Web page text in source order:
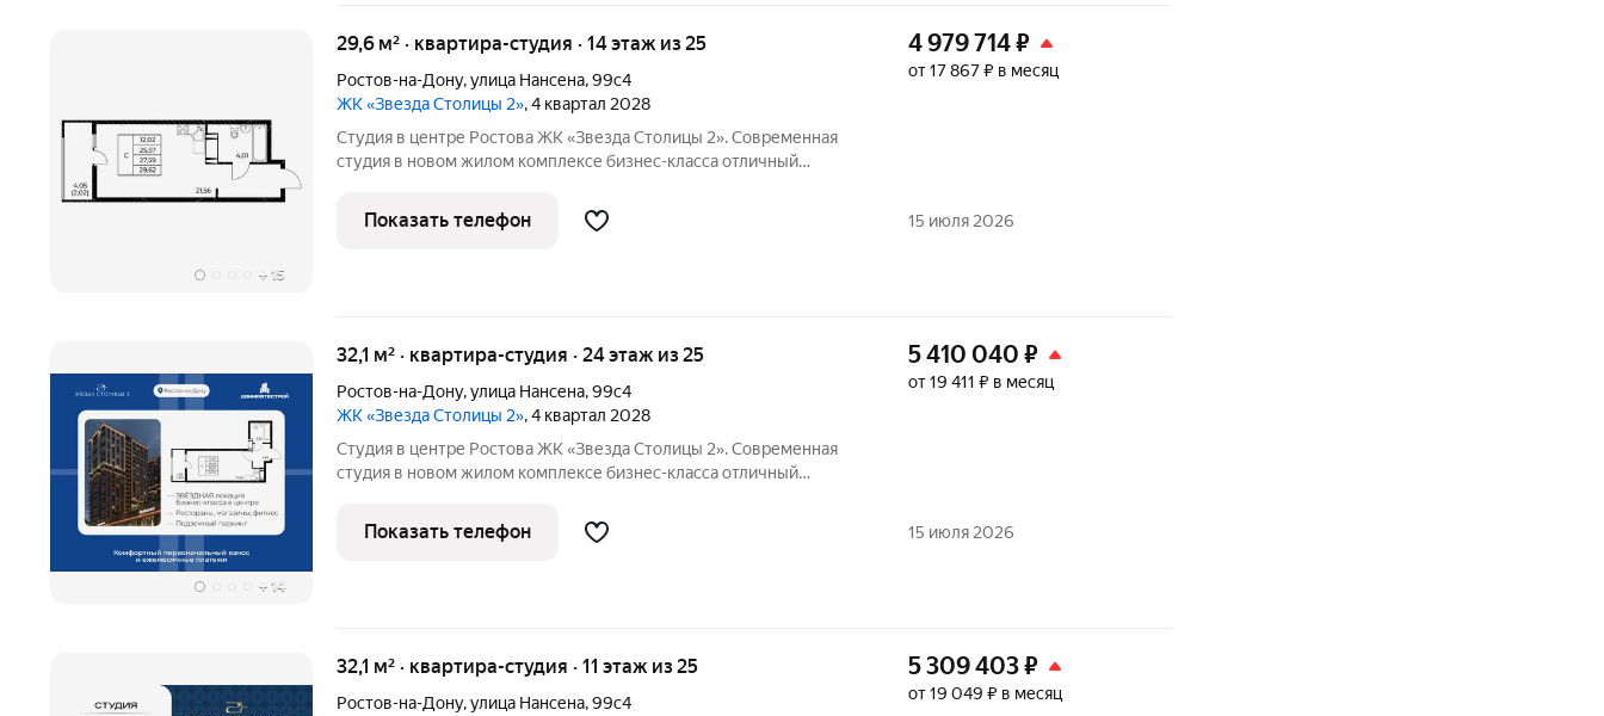
+ 15
29,6 м² · квартира-студия · 14 этаж из 25
Ростов-на-Дону,улица Нансена,99с4
ЖК «Звезда Столицы 2», 4 квартал 2028
Студия в центре Ростова ЖК «Звезда Столицы 2». Современная
студия в новом жилом комплексе бизнес-класса отличный
покупки: Рассрочка 0% без переплат на 6 месяцев; Семейная
ипотека 5%
4 979 714₽
от 17 867 ₽ в месяц
Показать телефон 15 июля 2026
+ 14
32,1 м² · квартира-студия · 24 этаж из 25
Ростов-на-Дону,улица Нансена,99с4
ЖК «Звезда Столицы 2», 4 квартал 2028
Студия в центре Ростова ЖК «Звезда Столицы 2». Современная
студия в новом жилом комплексе бизнес-класса отличный
покупки: Рассрочка 0% без переплат на 6 месяцев; Семейная
ипотека 5%
5 410 040 ₽
от 19 411 ₽ в месяц
Показать телефон 15 июля 2026
32,1 м² · квартира-студия · 11 этаж из 25
Ростов-на-Дону,улица Нансена,99с4
5 309 403₽
от 19 049 ₽ в месяц